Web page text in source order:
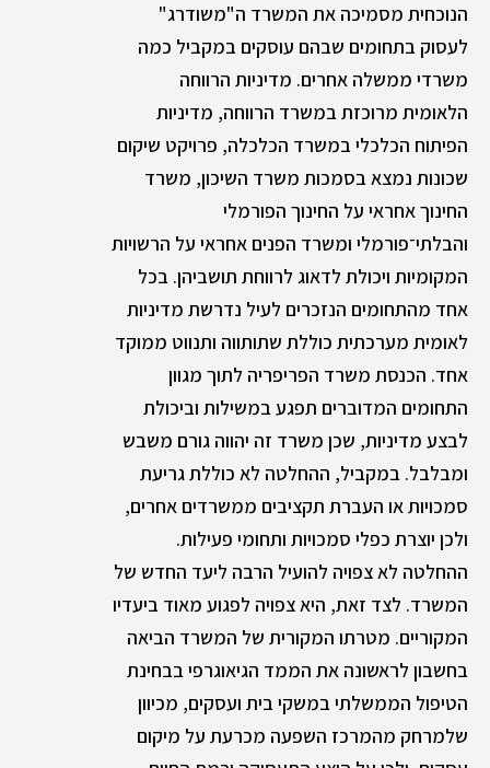
הנוכחית מסמיכה את המשרד ה"משודרג"
לעסוק בתחומים שבהם עוסקים במקביל כמה
משרדי ממשלה אחרים. מדיניות הרווחה
הלאומית מרוכזת במשרד הרווחה, מדיניות
הפיתוח הכלכלי במשרד הכלכלה, פרויקט שיקום
שכונות נמצא בסמכות משרד השיכון, משרד
החינוך אחראי על החינוך הפורמלי
והבלתי־פורמלי ומשרד הפנים אחראי על הרשויות
המקומיות ויכולת לדאוג לרווחת תושביהן. בכל
אחד מהתחומים הנזכרים לעיל נדרשת מדיניות
לאומית מערכתית כוללת שתותווה ותנווט ממוקד
אחד. הכנסת משרד הפריפריה לתוך מגוון
התחומים המדוברים תפגע במשילות וביכולת
לבצע מדיניות, שכן משרד זה יהווה גורם משבש
ומבלבל. במקביל, ההחלטה לא כוללת גריעת
סמכויות או העברת תקציבים ממשרדים אחרים,
ולכן יוצרת כפלי סמכויות ותחומי פעילות.
ההחלטה לא צפויה להועיל הרבה ליעד החדש של
המשרד. לצד זאת, היא צפויה לפגוע מאוד ביעדיו
המקוריים. מטרתו המקורית של המשרד הביאה
בחשבון לראשונה את הממד הגיאוגרפי בבחינת
הטיפול הממשלתי במשקי בית ועסקים, מכיוון
שלמרחק מהמרכז השפעה מכרעת על מיקום